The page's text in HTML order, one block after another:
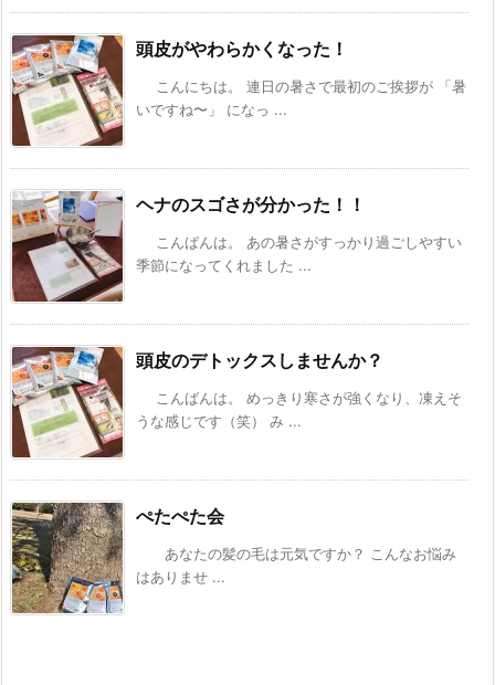
頭皮がやわらかくなった！
こんにちは。 連日の暑さで最初のご挨拶が 「暑
いですね〜」 になっ ...
ヘナのスゴさが分かった！！
こんばんは。 あの暑さがすっかり過ごしやすい
季節になってくれました ...
頭皮のデトックスしませんか？
こんばんは。 めっきり寒さが強くなり、凍えそ
うな感じです（笑） み ...
ぺたぺた会
あなたの髪の毛は元気ですか？ こんなお悩み
はありませ ...